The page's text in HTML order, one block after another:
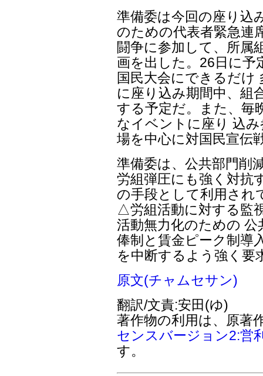
準備委は今回の座り込
のための代表者緊急連
闘争に参加して、所属
画を出した。26日に予
国民大会にできるだけ
に座り込み期間中、組
する予定だ。また、毎
なイベントに座り 込
場を中心に対国民宣伝
準備委は、公共部門削
労組弾圧にも強く対抗
の手段として利用され
△労組活動に対する監
活動無力化のための
俸制と賃金ピーク制導
を中断するよう強く要
原文(チャムセサン)
翻訳/文責:安田(ゆ)
著作物の利用は、原著
センスバージョン2:営
す。